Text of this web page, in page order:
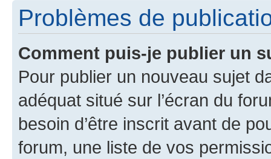
Problèmes de
Comment puis-je publier un
Pour publier un nouveau sujet
adéquat situé sur l’écran du
besoin d’être inscrit avant de
forum, une liste de vos